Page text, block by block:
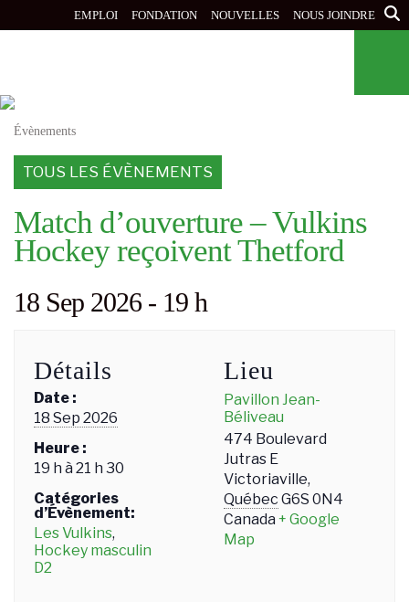
au
EMPLOI FONDATION NOUVELLES NOUS JOINDRE
Évènements
TOUS LES ÉVÈNEMENTS
Match d’ouverture – Vulkins
Hockey reçoivent Thetford
18 Sep 2026 - 19 h
Détails
Date :
18 Sep 2026
Heure :
19 h à 21 h 30
Catégories
d’Évènement:
Les Vulkins,
Hockey masculin
D2
Lieu
Pavillon Jean-
Béliveau
474 Boulevard
Jutras E
Victoriaville,
Québec G6S 0N4
Canada + Google
Map